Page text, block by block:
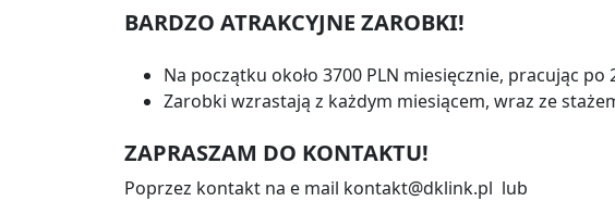
BARDZO ATRAKCYJNE ZAROBKI!
Na początku około 3700 PLN miesięcznie, pracując
Zarobki wzrastają z każdym miesiącem, wraz ze
ZAPRASZAM DO KONTAKTU!
Poprzez kontakt na e mail kontakt@dklink.pl lub